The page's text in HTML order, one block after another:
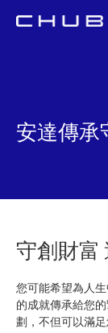
安達傳承
守創財富
您可能希望為人
的成就傳承給您
劃，不但可以滿